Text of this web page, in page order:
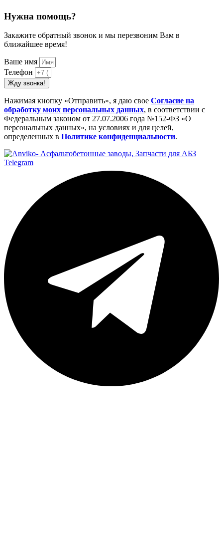
Нужна помощь?
Закажите обратный звонок и мы перезвоним Вам в
ближайшее время!
Ваше имя
Телефон
Жду звонка!
Нажимая кнопку «Отправить», я даю свое Cогласие на
обработку моих персональных данных, в соответствии с
Федеральным законом от 27.07.2006 года №152-ФЗ «О
персональных данных», на условиях и для целей,
определенных в Политике конфиденциальности.
Telegram